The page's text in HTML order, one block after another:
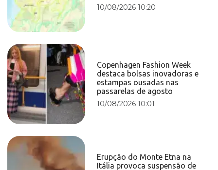
10/08/2026 10:20
Copenhagen Fashion Week
destaca bolsas inovadoras e
estampas ousadas nas
passarelas de agosto
10/08/2026 10:01
Erupção do Monte Etna na
Itália provoca suspensão de